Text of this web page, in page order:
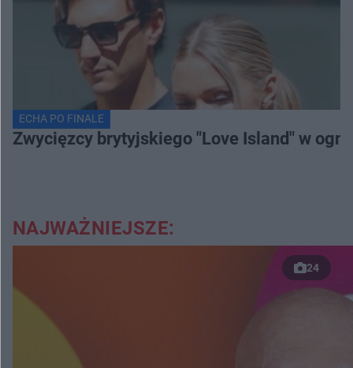
ECHA PO FINALE
Zwycięzcy brytyjskiego "Love Island" w
NAJWAŻNIEJSZE:
24